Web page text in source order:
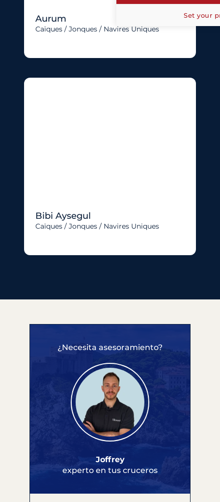
Aurum
Caïques / Jonques / Navires Uniques
Bibi Aysegul
Caïques / Jonques / Navires Uniques
¿Necesita asesoramiento?
Joffrey
experto en tus cruceros
Set your